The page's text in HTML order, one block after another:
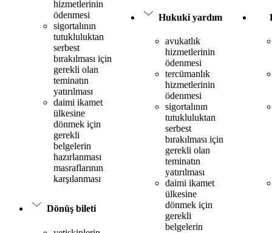
hizmetlerinin
ödenmesi
sigortalının
tutukluluktan
serbest
bırakılması için
gerekli olan
teminatın
yatırılması
daimi ikamet
ülkesine
dönmek için
gerekli
belgelerin
hazırlanması
masraflarının
karşılanması
Dönüş bileti
Hukuki yardım
avukatlık
hizmetlerinin
ödenmesi
tercümanlık
hizmetlerinin
ödenmesi
sigortalının
tutukluluktan
serbest
bırakılması için
gerekli olan
teminatın
yatırılması
daimi ikamet
ülkesine
dönmek için
gerekli
belgelerin